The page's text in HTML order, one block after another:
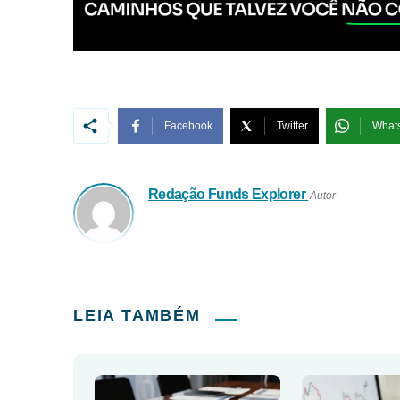
Facebook Twitter
Redação Funds Explorer Autor
LEIA TAMBÉM